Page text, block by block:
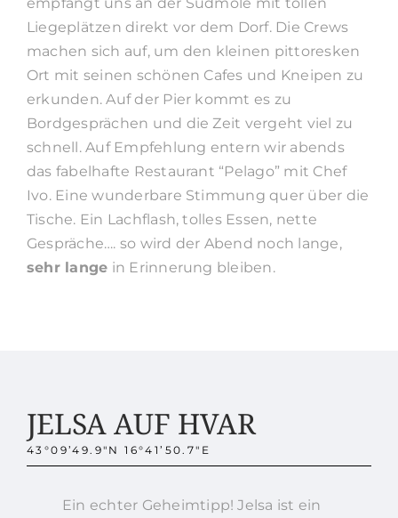
Liegeplätzen direkt vor dem Dorf. Die Crews
machen sich auf, um den kleinen pittoresken
Ort mit seinen schönen Cafes und Kneipen zu
erkunden. Auf der Pier kommt es zu
Bordgesprächen und die Zeit vergeht viel zu
schnell. Auf Empfehlung entern wir abends
das fabelhafte Restaurant “Pelago” mit Chef
Ivo. Eine wunderbare Stimmung quer über die
Tische. Ein Lachflash, tolles Essen, nette
Gespräche…. so wird der Abend noch lange,
sehr lange in Erinnerung bleiben.
JELSA AUF HVAR
43°09’49.9″N 16°41’50.7″E
Ein echter Geheimtipp! Jelsa ist ein